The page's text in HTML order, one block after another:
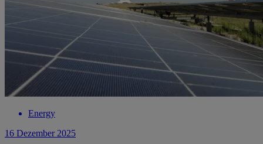
Energy
16 Dezember 2025